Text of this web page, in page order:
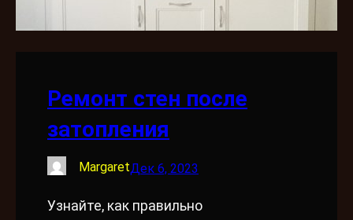
Ремонт стен после
затопления
MargaretДек 6, 2023
Узнайте, как правильно